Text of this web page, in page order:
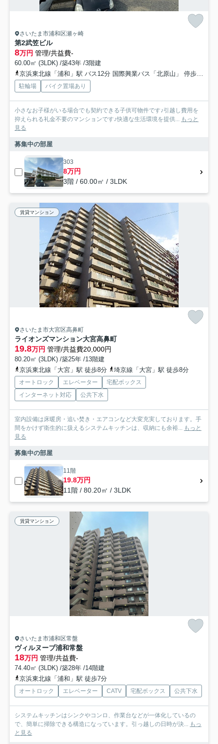
さいたま市浦和区瀬ヶ崎
第2武笠ビル
8万円 管理/共益費-
60.00㎡ (3LDK) /築43年 /3階建
京浜東北線「浦和」駅 バス12分 国際興業バス「北原山」 停歩14分
駐輪場 バイク置場あり
小さなお子様がいる場合でも契約できる子供可物件です♪引越し費用を
抑えられる礼金不要のマンションです♪快適な生活環境を提供... もっと
見る
募集中の部屋
303
8万円
3階 / 60.00㎡ / 3LDK
賃貸マンション
さいたま市大宮区高鼻町
ライオンズマンション大宮高鼻町
19.8万円 管理/共益費20,000円
80.20㎡ (3LDK) /築25年 /13階建
京浜東北線「大宮」駅 徒歩8分
埼京線「大宮」駅 徒歩8分
オートロック エレベーター
宅配ボックス
インターネット対応
公共下水
室内設備は床暖房・追い焚き・エアコンなど大変充実しております。手
間をかけず衛生的に扱えるシステムキッチンは、収納にも余裕... もっと
見る
募集中の部屋
11階
19.8万円
11階 / 80.20㎡ / 3LDK
賃貸マンション
さいたま市浦和区常盤
ヴィルヌーブ浦和常盤
18万円 管理/共益費-
74.40㎡ (3LDK) /築28年 /14階建
京浜東北線「浦和」駅 徒歩7分
オートロック エレベーター CATV 宅配ボックス 公共下水
システムキッチンはシンクやコンロ、作業台などが一体化しているの
で、簡単に掃除できる構造になっています。引っ越しの日時が決... もっ
と見る